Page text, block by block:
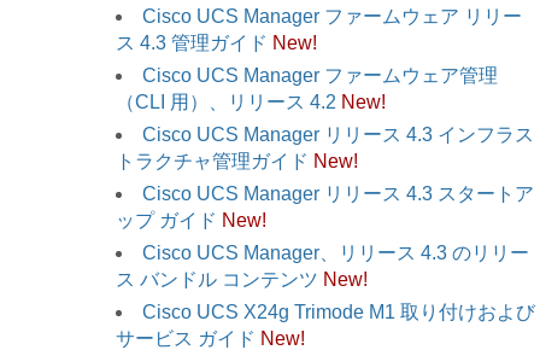
Cisco UCS Manager ファームウェア リリー
ス 4.3 管理ガイド New!
Cisco UCS Manager ファームウェア管理
（CLI 用）、リリース 4.2 New!
Cisco UCS Manager リリース 4.3 インフラス
トラクチャ管理ガイド New!
Cisco UCS Manager リリース 4.3 スタートア
ップ ガイド New!
Cisco UCS Manager、リリース 4.3 のリリー
ス バンドル コンテンツ New!
Cisco UCS X24g Trimode M1 取り付けおよび
サービス ガイド New!